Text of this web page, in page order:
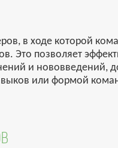
в ходе которой
Это позволяет
и нововведений,
или формой